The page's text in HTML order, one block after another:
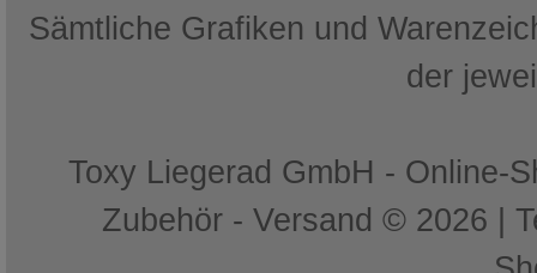
Sämtliche Grafiken und
der
Toxy Liegerad GmbH - Online-
Zubehör - Versand © 2026 |